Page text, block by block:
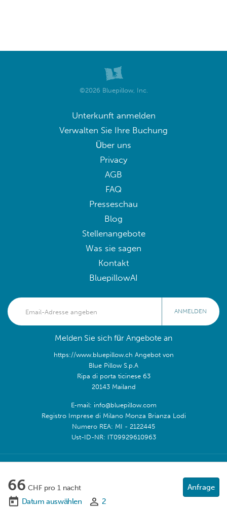
66 CHF pro 1 nacht
Datum auswählen 2
Anfrage
©2026 Bluepillow, Inc.
Unterkunft anmelden
Verwalten Sie Ihre Buchung
Über uns
Privacy
AGB
FAQ
Presseschau
Blog
Stellenangebote
Was sie sagen
Kontakt
BluepillowAI
ANMELDEN
Melden Sie sich für Angebote an
https://www.bluepillow.ch Angebot von
Blue Pillow S.p.A
Ripa di porta ticinese 63
20143 Mailand
E-mail: info@bluepillow.com
Registro Imprese di Milano Monza Brianza Lodi
Numero REA: MI - 2122445
Ust-ID-NR: IT09929610963